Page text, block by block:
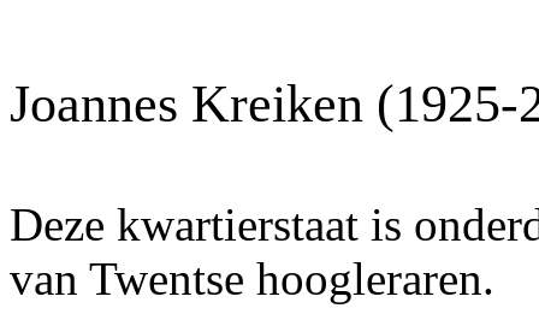
Joannes Kreiken (1925-
Deze kwartierstaat is
van Twentse hoogleraren.